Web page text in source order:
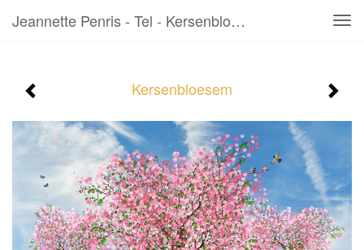
Jeannette Penris - Tel - Kersenbloesem
Kersenbloesem